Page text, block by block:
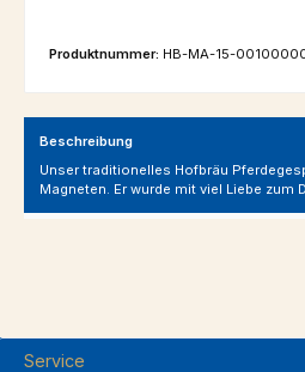
Produktnummer: HB-MA-15-
Beschreibung
Unser traditionelles Hofbräu
Magneten. Er wurde mit viel Liebe zum
Service